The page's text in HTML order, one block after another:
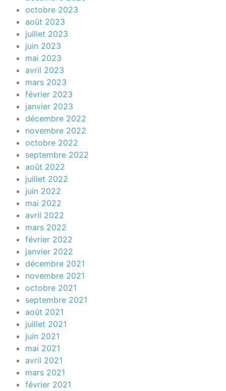
octobre 2023
août 2023
juillet 2023
juin 2023
mai 2023
avril 2023
mars 2023
février 2023
janvier 2023
décembre 2022
novembre 2022
octobre 2022
septembre 2022
août 2022
juillet 2022
juin 2022
mai 2022
avril 2022
mars 2022
février 2022
janvier 2022
décembre 2021
novembre 2021
octobre 2021
septembre 2021
août 2021
juillet 2021
juin 2021
mai 2021
avril 2021
mars 2021
février 2021